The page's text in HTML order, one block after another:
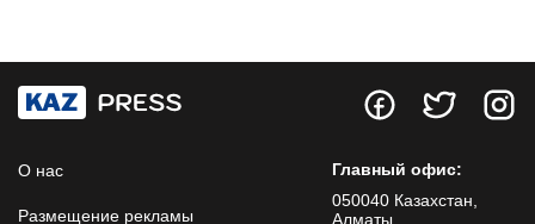
О нас
Размещение рекламы
Главный офис:
050040 Казахстан,
Алматы,